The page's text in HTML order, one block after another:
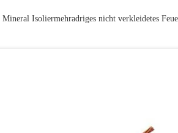
Mineral Isoliermehradriges nicht verkleidetes